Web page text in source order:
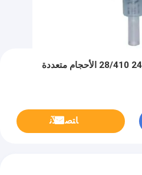
رذاذ ميني عالي الجودة 24/410 28/410 الأحجام متعددة
ﺎﺘﺼﻟ ﺍﻶﻧ